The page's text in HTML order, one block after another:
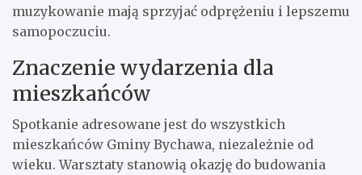
muzykowanie mają sprzyjać odprężeniu i lepszemu
samopoczuciu.
Znaczenie wydarzenia dla
mieszkańców
Spotkanie adresowane jest do wszystkich
mieszkańców Gminy Bychawa, niezależnie od
wieku. Warsztaty stanowią okazję do budowania